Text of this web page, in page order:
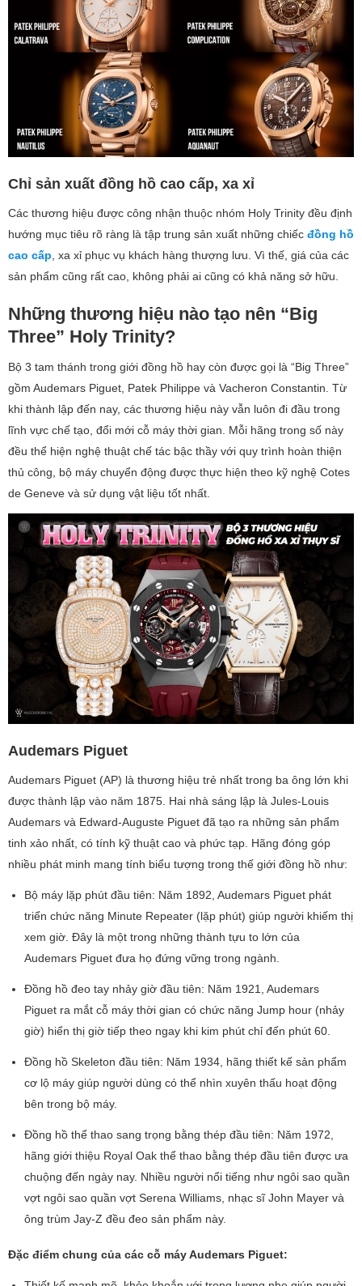
Chỉ sản xuất đồng hồ cao cấp, xa xỉ
Các thương hiệu được công nhận thuộc nhóm Holy Trinity đều định
hướng mục tiêu rõ ràng là tập trung sản xuất những chiếc đồng hồ
cao cấp, xa xỉ phục vụ khách hàng thượng lưu. Vì thế, giá của các
sản phẩm cũng rất cao, không phải ai cũng có khả năng sở hữu.
Những thương hiệu nào tạo nên “Big
Three” Holy Trinity?
Bộ 3 tam thánh trong giới đồng hồ hay còn được gọi là “Big Three”
gồm Audemars Piguet, Patek Philippe và Vacheron Constantin. Từ
khi thành lập đến nay, các thương hiệu này vẫn luôn đi đầu trong
lĩnh vực chế tạo, đổi mới cỗ máy thời gian. Mỗi hãng trong số này
đều thể hiện nghệ thuật chế tác bậc thầy với quy trình hoàn thiện
thủ công, bộ máy chuyển động được thực hiện theo kỹ nghệ Cotes
de Geneve và sử dụng vật liệu tốt nhất.
Audemars Piguet
Audemars Piguet (AP) là thương hiệu trẻ nhất trong ba ông lớn khi
được thành lập vào năm 1875. Hai nhà sáng lập là Jules-Louis
Audemars và Edward-Auguste Piguet đã tạo ra những sản phẩm
tinh xảo nhất, có tính kỹ thuật cao và phức tạp. Hãng đóng góp
nhiều phát minh mang tính biểu tượng trong thế giới đồng hồ như:
Bộ máy lặp phút đầu tiên: Năm 1892, Audemars Piguet phát
triển chức năng Minute Repeater (lặp phút) giúp người khiếm thị
xem giờ. Đây là một trong những thành tựu to lớn của
Audemars Piguet đưa họ đứng vững trong ngành.
Đồng hồ đeo tay nhảy giờ đầu tiên: Năm 1921, Audemars
Piguet ra mắt cỗ máy thời gian có chức năng Jump hour (nhảy
giờ) hiển thị giờ tiếp theo ngay khi kim phút chỉ đến phút 60.
Đồng hồ Skeleton đầu tiên: Năm 1934, hãng thiết kế sản phẩm
cơ lộ máy giúp người dùng có thể nhìn xuyên thấu hoạt động
bên trong bộ máy.
Đồng hồ thể thao sang trọng bằng thép đầu tiên: Năm 1972,
hãng giới thiệu Royal Oak thể thao bằng thép đầu tiên được ưa
chuộng đến ngày nay. Nhiều người nổi tiếng như ngôi sao quần
vợt ngôi sao quần vợt Serena Williams, nhạc sĩ John Mayer và
ông trùm Jay-Z đều đeo sản phẩm này.
Đặc điểm chung của các cỗ máy Audemars Piguet: